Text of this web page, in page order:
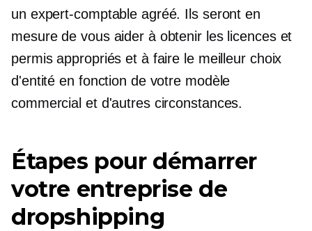
un expert-comptable agréé. Ils seront en
mesure de vous aider à obtenir les licences et
permis appropriés et à faire le meilleur choix
d'entité en fonction de votre modèle
commercial et d'autres circonstances.
Étapes pour démarrer
votre entreprise de
dropshipping